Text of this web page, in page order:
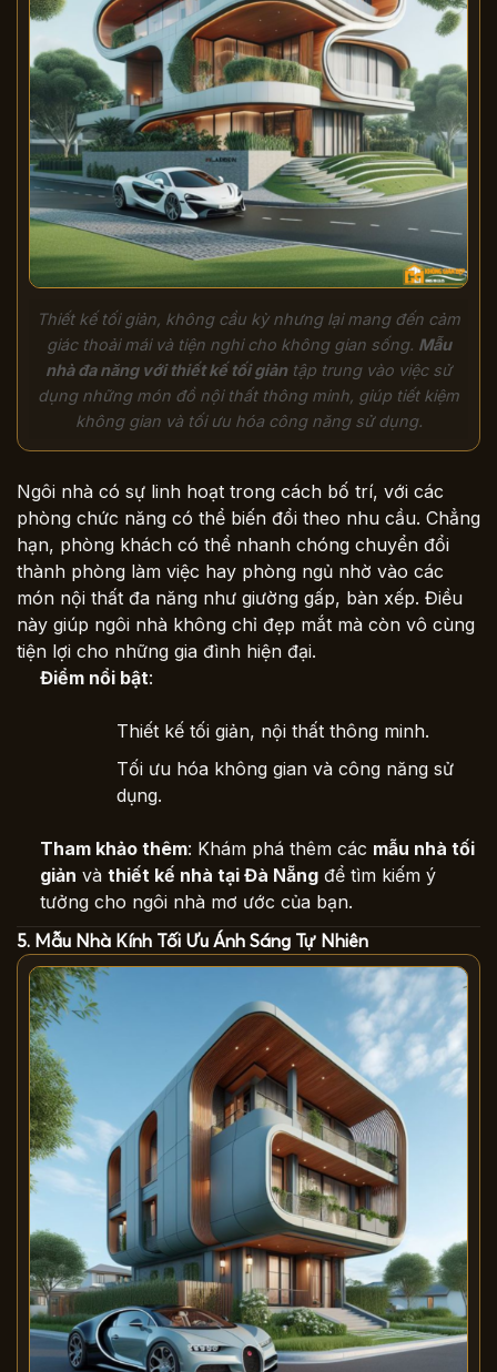
Thiết kế tối giản, không cầu kỳ nhưng lại mang đến cảm
giác thoải mái và tiện nghi cho không gian sống. Mẫu
nhà đa năng với thiết kế tối giảntập trung vào việc sử
dụng những món đồ nội thất thông minh, giúp tiết kiệm
không gian và tối ưu hóa công năng sử dụng.
Ngôi nhà có sự linh hoạt trong cách bố trí, với các
phòng chức năng có thể biến đổi theo nhu cầu. Chẳng
hạn, phòng khách có thể nhanh chóng chuyển đổi
thành phòng làm việc hay phòng ngủ nhờ vào các
món nội thất đa năng như giường gấp, bàn xếp. Điều
này giúp ngôi nhà không chỉ đẹp mắt mà còn vô cùng
tiện lợi cho những gia đình hiện đại.
Điểm nổi bật:
Thiết kế tối giản, nội thất thông minh.
Tối ưu hóa không gian và công năng sử
dụng.
Tham khảo thêm: Khám phá thêm các mẫu nhà tối
giản và thiết kế nhà tại Đà Nẵngđể tìm kiếm ý
tưởng cho ngôi nhà mơ ước của bạn.
5. Mẫu Nhà Kính Tối Ưu Ánh Sáng Tự Nhiên